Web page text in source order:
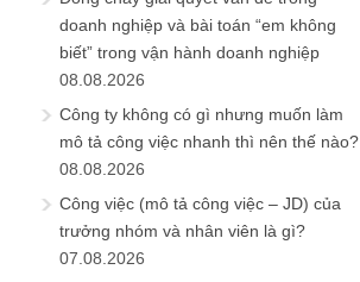
doanh nghiệp và bài toán “em không
biết” trong vận hành doanh nghiệp
08.08.2026
Công ty không có gì nhưng muốn làm
mô tả công việc nhanh thì nên thế nào?
08.08.2026
Công việc (mô tả công việc – JD) của
trưởng nhóm và nhân viên là gì?
07.08.2026